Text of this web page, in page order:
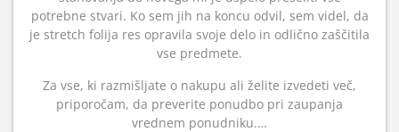
potrebne stvari. Ko sem jih na koncu odvil, sem videl, da
je stretch folija res opravila svoje delo in odlično zaščitila
vse predmete.
Za vse, ki razmišljate o nakupu ali želite izvedeti več,
priporočam, da preverite ponudbo pri zaupanja
vrednem ponudniku.…